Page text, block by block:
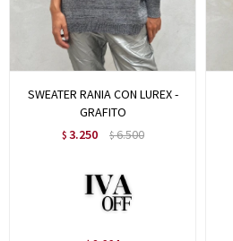
SWEATER RANIA CON LUREX -
GRAFITO
$ 3.250 $6.500